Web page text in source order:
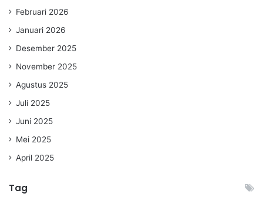
Februari 2026
Januari 2026
Desember 2025
November 2025
Agustus 2025
Juli 2025
Juni 2025
Mei 2025
April 2025
Tag